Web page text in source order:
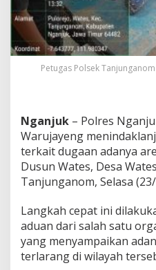
t
i
A
d
u
W
a
r
g
a
S
o
L
o
a
Petugas Polsek
Nganjuk – Polres
Warujayeng
terkait dugaan adanya
Dusun Wates, Desa
Tanjunganom, Selasa
Langkah cepat ini
aduan dari salah satu
yang menyampaikan
terlarang di wilayah